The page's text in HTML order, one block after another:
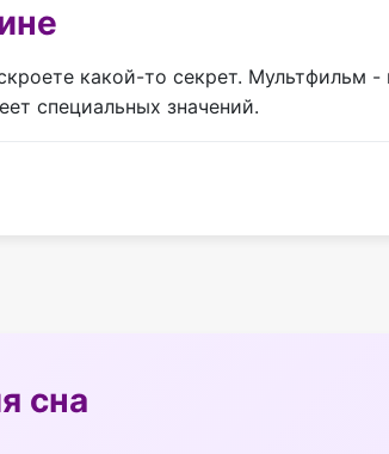
какой-то секрет. Мультфильм -
специальных значений.
сна